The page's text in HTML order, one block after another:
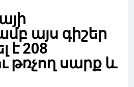
այս գիշեր
է 208
թռչող սարք և